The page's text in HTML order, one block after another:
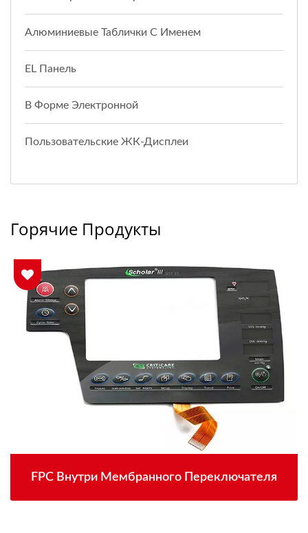
Алюминиевые Таблички С Именем
EL Панель
В Форме Электронной
Пользовательские ЖК-Дисплеи
Горячие Продукты
FPC Внутри Мембранного Переключателя